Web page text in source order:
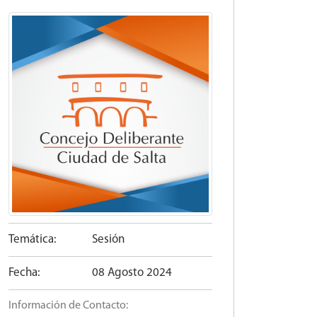
Temática: Sesión
Fecha: 08 Agosto 2024
Información de Contacto: